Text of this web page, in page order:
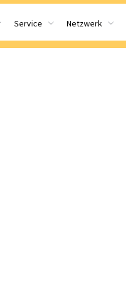
Service Netzwerk